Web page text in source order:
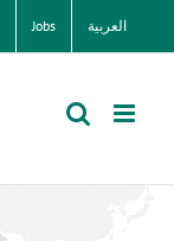
Jobs العربية